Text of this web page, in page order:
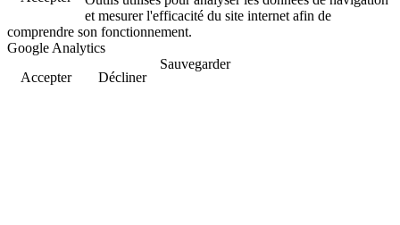
et mesurer l'efficacité du site internet afin de
comprendre son fonctionnement.
Google Analytics
Accepter
Décliner
Sauvegarder